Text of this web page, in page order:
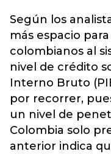
Según los
más espacio
colombianos al
nivel de crédito
Interno Bruto
por recorrer,
un nivel de
Colombia solo
anterior indica